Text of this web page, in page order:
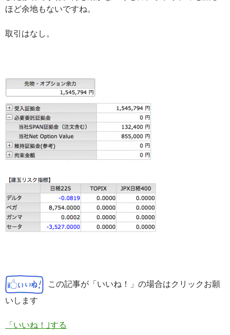
ほど余地もないですね。
取引はなし。
この記事が「いいね！」の場合はクリックお願
いします
「いいね！｣する